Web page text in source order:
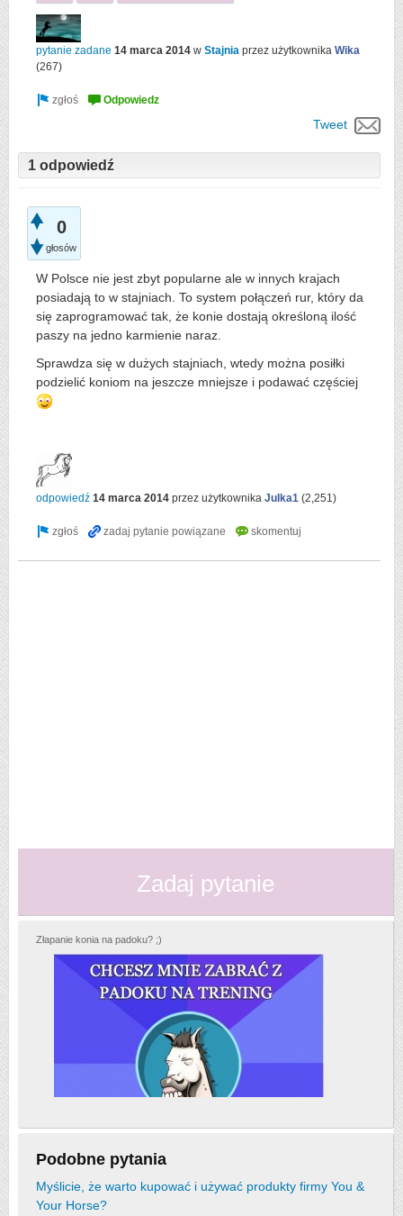
pytanie zadane 14 marca 2014 w Stajnia przez użytkownika Wika
(267)
Tweet
1 odpowiedź
0
głosów
W Polsce nie jest zbyt popularne ale w innych krajach
posiadają to w stajniach. To system połączeń rur, który da
się zaprogramować tak, że konie dostają określoną ilość
paszy na jedno karmienie naraz.
Sprawdza się w dużych stajniach, wtedy można posiłki
podzielić koniom na jeszcze mniejsze i podawać częściej
odpowiedź 14 marca 2014 przez użytkownika Julka1 (2,251 )
Zadaj pytanie
Złapanie konia na padoku? ;)
Podobne pytania
Myślicie, że warto kupować i używać produkty firmy You &
Your Horse?